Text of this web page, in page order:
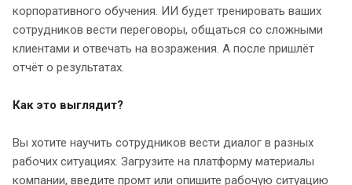
корпоративного обучения. ИИ будет тренировать ваших
сотрудников вести переговоры, общаться со сложными
клиентами и отвечать на возражения. А после пришлёт
отчёт о результатах.
Как это выглядит?
Вы хотите научить сотрудников вести диалог в разных
рабочих ситуациях. Загрузите на платформу материалы
компании, введите промт или опишите рабочую ситуацию